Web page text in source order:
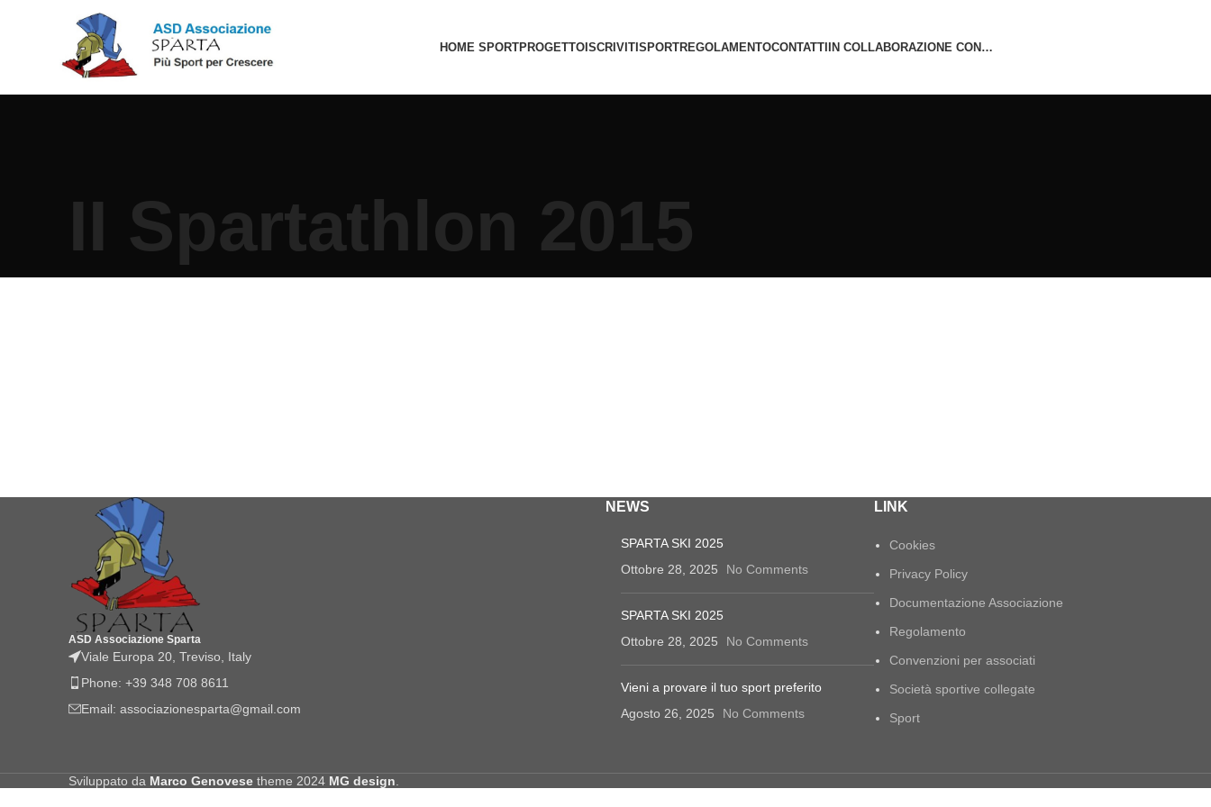
HOME SPORTPROGETTOISCRIVITI SPORTREGOLAMENTOCONTATTI IN COLLABORAZIONE CON…
II Spartathlon 2015
ASD Associazione Sparta
Viale Europa 20, Treviso, Italy
Phone: +39 348 708 8611
Email: associazionesparta@gmail.com
NEWS
SPARTA SKI 2025
Ottobre 28, 2025
No Comments
SPARTA SKI 2025
Ottobre 28, 2025
No Comments
Vieni a provare il tuo sport preferito
Agosto 26, 2025
No Comments
LINK
Cookies
Privacy Policy
Documentazione Associazione
Regolamento
Convenzioni per associati
Società sportive collegate
Sport
Sviluppato da Marco Genovese theme 2024 MG design